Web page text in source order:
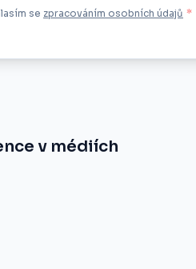
se zpracováním osobních údajů *
v médiích